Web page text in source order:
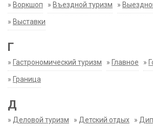
» Воркшоп » Въездной туризм »
» Выставки
Г
» Гастрономический туризм » Главное »
» Граница
Д
» Деловой туризм » Детский отдых »